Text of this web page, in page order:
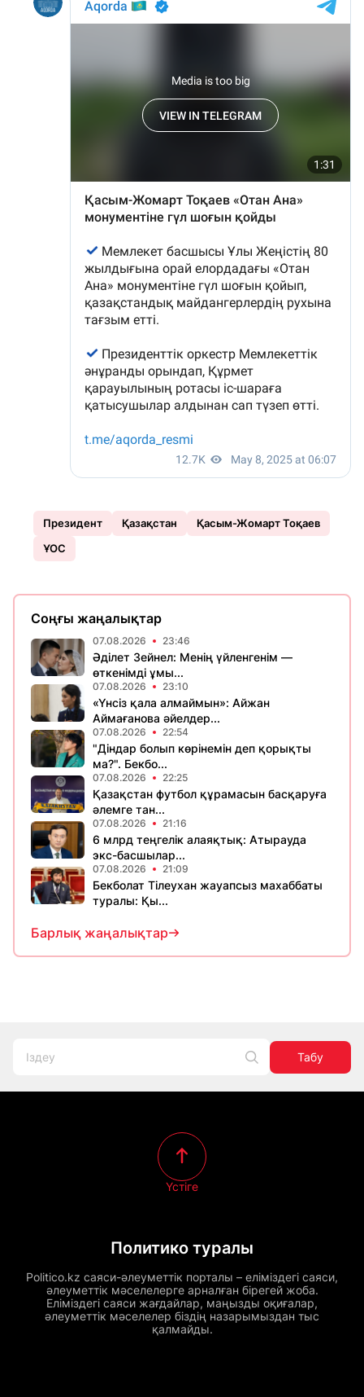
Президент Қазақстан
Қасым-Жомарт Тоқаев
ҰОС
Соңғы жаңалықтар
07.08.2026 23:46
Әділет Зейнел: Менің үйленгенім —
өткенімді ұмы...
07.08.2026 23:10
«Үнсіз қала алмаймын»: Айжан
Аймағанова әйелдер...
07.08.2026 22:54
"Діндар болып көрінемін деп қорықты
ма?". Бекбо...
07.08.2026 22:25
Қазақстан футбол құрамасын басқаруға
әлемге тан...
07.08.2026 21:16
6 млрд теңгелік алаяқтық: Атырауда
экс-басшылар...
07.08.2026 21:09
Бекболат Тілеухан жауапсыз махаббаты
туралы: Қы...
Барлық жаңалықтар
Табу
Политико туралы
Politico.kz саяси-әлеуметтік порталы – еліміздегі саяси,
әлеуметтік мәселелерге арналған бірегей жоба.
Еліміздегі саяси жағдайлар, маңызды оқиғалар,
әлеуметтік мәселелер біздің назарымыздан тыс
қалмайды.
Үстіге